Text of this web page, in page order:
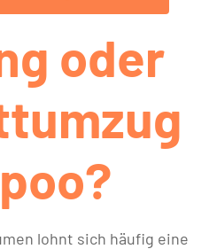
oder
lohnt sich häufig eine